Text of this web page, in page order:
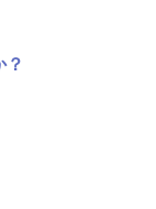
？